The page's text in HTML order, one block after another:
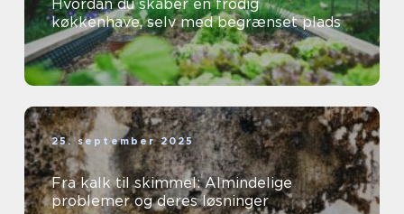
Hvordan du skaber en frodig
køkkenhave, selv med begrænset plads
25. september 2025
Fra kalk til skimmel: Almindelige
problemer og deres løsninger